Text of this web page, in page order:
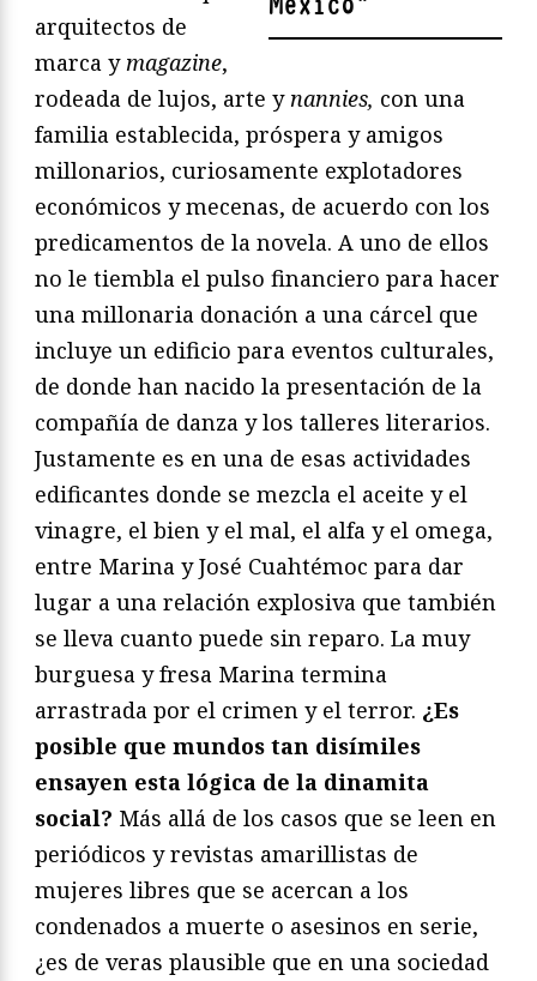
arquitectos de
marca ymagazine,
rodeada de lujos, arte ynannies, con una
familia establecida, próspera y amigos
millonarios, curiosamente explotadores
económicos y mecenas, de acuerdo con los
predicamentos de la novela. A uno de ellos
no le tiembla el pulso financiero para hacer
una millonaria donación a una cárcel que
incluye un edificio para eventos culturales,
de donde han nacido la presentación de la
compañía de danza y los talleres literarios.
Justamente es en una de esas actividades
edificantes donde se mezcla el aceite y el
vinagre, el bien y el mal, el alfa y el omega,
entre Marina y José Cuahtémoc para dar
lugar a una relación explosiva que también
se lleva cuanto puede sin reparo. La muy
burguesa y fresa Marina termina
arrastrada por el crimen y el terror. ¿Es
posible que mundos tan disímiles
ensayen esta lógica de la dinamita
social? Más allá de los casos que se leen en
periódicos y revistas amarillistas de
mujeres libres que se acercan a los
condenados a muerte o asesinos en serie,
¿es de veras plausible que en una sociedad